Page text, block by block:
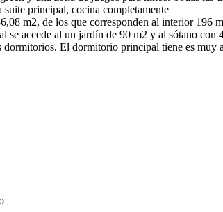
suite principal, cocina completamente
m2, de los que corresponden al interior
se accede al un jardín de 90 m2 y al sótano
El dormitorio principal tiene es